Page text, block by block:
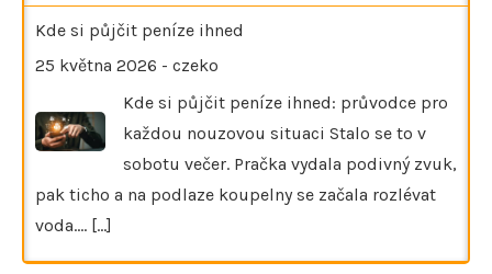
Kde si půjčit peníze ihned
25 května 2026 - czeko
Kde si půjčit peníze ihned: průvodce pro
každou nouzovou situaci Stalo se to v
sobotu večer. Pračka vydala podivný zvuk,
pak ticho a na podlaze koupelny se začala rozlévat
voda.… [...]